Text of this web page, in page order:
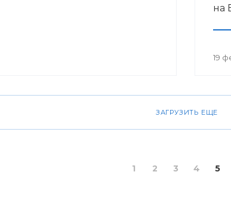
на
19
ЗАГРУЗИТЬ ЕЩЕ
1 2 3 4 5